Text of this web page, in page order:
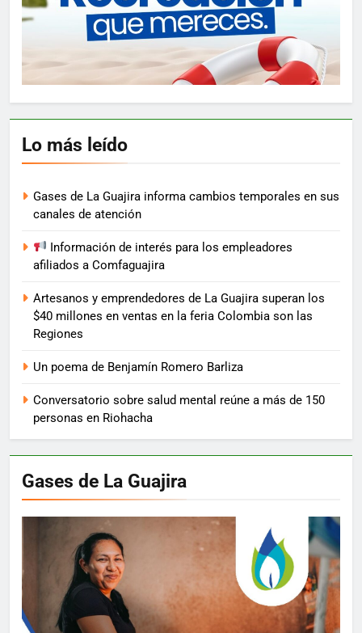
Lo más leído
Gases de La Guajira informa cambios temporales en sus
canales de atención
Información de interés para los empleadores
afiliados a Comfaguajira
Artesanos y emprendedores de La Guajira superan los
$40 millones en ventas en la feria Colombia son las
Regiones
Un poema de Benjamín Romero Barliza
Conversatorio sobre salud mental reúne a más de 150
personas en Riohacha
Gases de La Guajira